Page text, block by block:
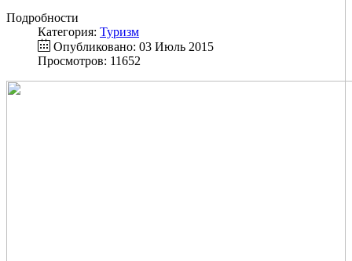
Подробности
Категория: Туризм
Опубликовано: 03 Июль 2015
Просмотров: 11652